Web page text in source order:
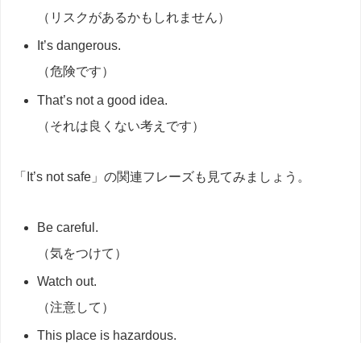
（リスクがあるかもしれません）
It’s dangerous.
（危険です）
That’s not a good idea.
（それは良くない考えです）
「It’s not safe」の関連フレーズも見てみましょう。
Be careful.
（気をつけて）
Watch out.
（注意して）
This place is hazardous.